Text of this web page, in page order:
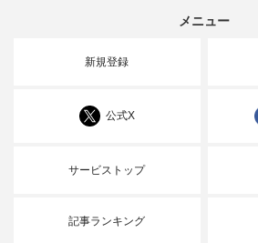
メニュー
新規登録
公式X
サービストップ
記事ランキング